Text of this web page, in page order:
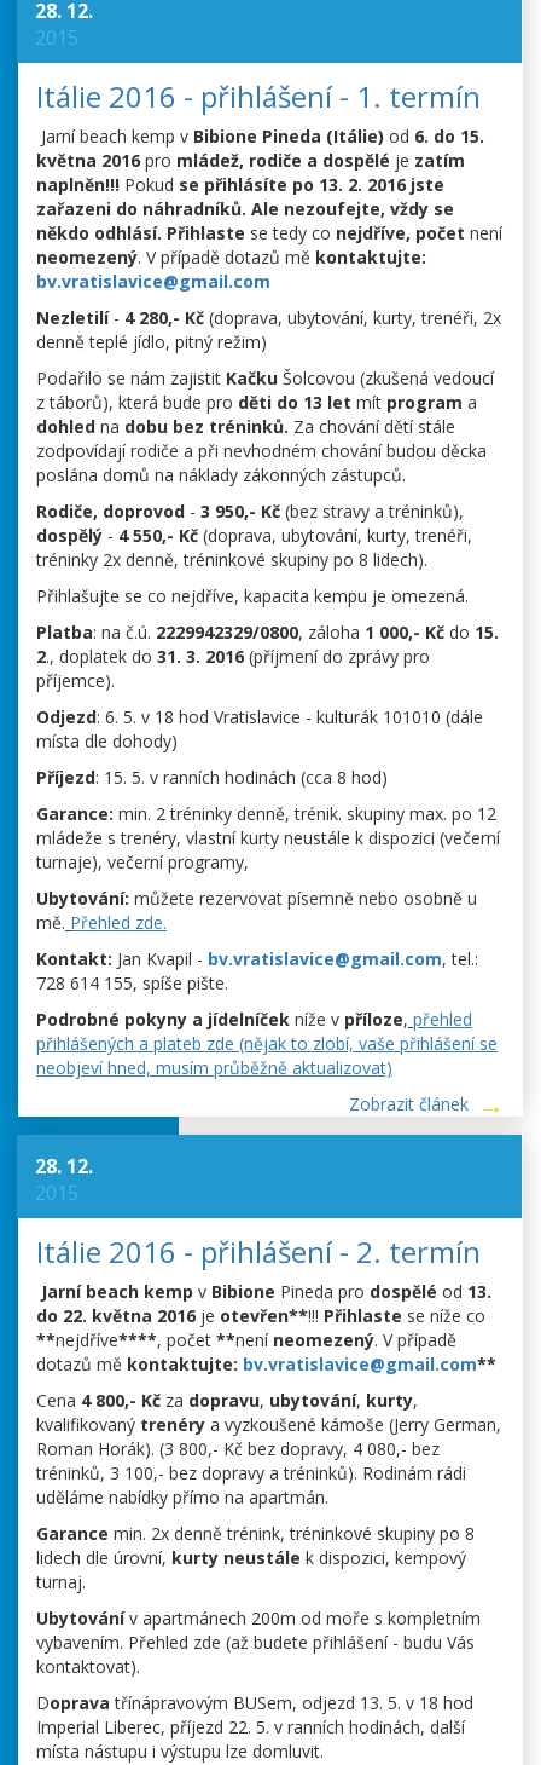
28. 12.
2015
Itálie 2016 - přihlášení - 1. termín
Jarní beach kemp v Bibione Pineda (Itálie) od 6. do 15.
května 2016 pro mládež, rodiče a dospělé je zatím
naplněn!!! Pokud se přihlásíte po 13. 2. 2016 jste
zařazeni do náhradníků. Ale nezoufejte, vždy se
někdo odhlásí. Přihlaste se tedy co nejdříve, počet není
neomezený. V případě dotazů mě kontaktujte:
bv.vratislavice@gmail.com
Nezletilí - 4 280,- Kč (doprava, ubytování, kurty, trenéři, 2x
denně teplé jídlo, pitný režim)
Podařilo se nám zajistit Kačku Šolcovou (zkušená vedoucí
z táborů), která bude pro děti do 13 let mít program a
dohled na dobu bez tréninků. Za chování dětí stále
zodpovídají rodiče a při nevhodném chování budou děcka
poslána domů na náklady zákonných zástupců.
Rodiče, doprovod - 3 950,- Kč (bez stravy a tréninků),
dospělý - 4 550,- Kč (doprava, ubytování, kurty, trenéři,
tréninky 2x denně, tréninkové skupiny po 8 lidech).
Přihlašujte se co nejdříve, kapacita kempu je omezená.
Platba: na č.ú. 2229942329/0800, záloha 1 000,- Kč do 15.
2., doplatek do 31. 3. 2016 (příjmení do zprávy pro
příjemce).
Odjezd: 6. 5. v 18 hod Vratislavice - kulturák 101010 (dále
místa dle dohody)
Příjezd: 15. 5. v ranních hodinách (cca 8 hod)
Garance: min. 2 tréninky denně, trénik. skupiny max. po 12
mládeže s trenéry, vlastní kurty neustále k dispozici (večerní
turnaje), večerní programy,
Ubytování: můžete rezervovat písemně nebo osobně u
mě. Přehled zde.
Kontakt: Jan Kvapil - bv.vratislavice@gmail.com, tel.:
728 614 155, spíše pište.
Podrobné pokyny a jídelníček níže v příloze, přehled
přihlášených a plateb zde (nějak to zlobí, vaše přihlášení se
neobjeví hned, musím průběžně aktualizovat)
Zobrazit článek
28. 12.
2015
Itálie 2016 - přihlášení - 2. termín
Jarní beach kemp v Bibione Pineda pro dospělé od 13.
do 22. května 2016 je otevřen**!!! Přihlaste se níže co
**nejdříve****, počet **není neomezený. V případě
dotazů mě kontaktujte: bv.vratislavice@gmail.com**
Cena 4 800,- Kč za dopravu, ubytování, kurty,
kvalifikovaný trenéry a vyzkoušené kámoše (Jerry German,
Roman Horák). (3 800,- Kč bez dopravy, 4 080,- bez
tréninků, 3 100,- bez dopravy a tréninků). Rodinám rádi
uděláme nabídky přímo na apartmán.
Garance min. 2x denně trénink, tréninkové skupiny po 8
lidech dle úrovní, kurty neustále k dispozici, kempový
turnaj.
Ubytovánív apartmánech 200m od moře s kompletním
vybavením. Přehled zde (až budete přihlášení - budu Vás
kontaktovat).
Dopravatřínápravovým BUSem, odjezd 13. 5. v 18 hod
Imperial Liberec, příjezd 22. 5. v ranních hodinách, další
místa nástupu i výstupu lze domluvit.